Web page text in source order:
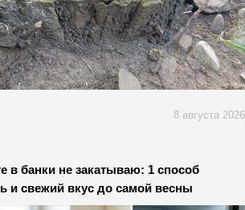
8 августа 2026
в банки не закатываю: 1 способ
и свежий вкус до самой весны